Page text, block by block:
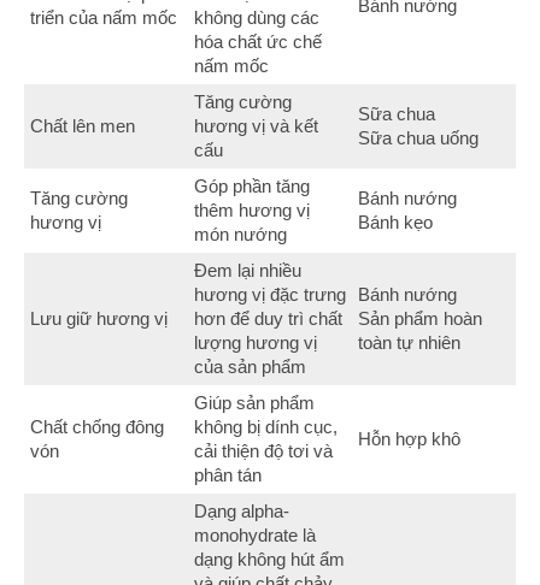
triển của nấm mốc
không dùng các
hóa chất ức chế
nấm mốc
Bánh nướng
Chất lên men
Tăng cường
hương vị và kết
cấu
Sữa chua
Sữa chua uống
Tăng cường
hương vị
Góp phần tăng
thêm hương vị
món nướng
Bánh nướng
Bánh kẹo
Lưu giữ hương vị
Đem lại nhiều
hương vị đặc trưng
hơn để duy trì chất
lượng hương vị
của sản phẩm
Bánh nướng
Sản phẩm hoàn
toàn tự nhiên
Chất chống đông
vón
Giúp sản phẩm
không bị dính cục,
cải thiện độ tơi và
phân tán
Hỗn hợp khô
Dạng alpha-
monohydrate là
dạng không hút ẩm